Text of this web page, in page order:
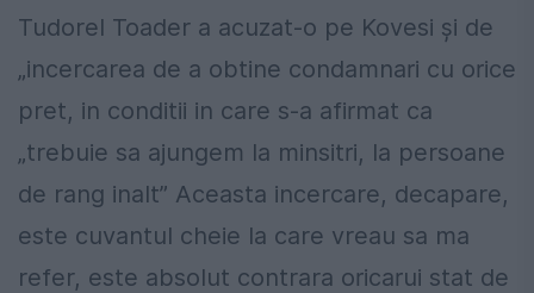
Tudorel Toader a acuzat-o pe Kovesi și de
„incercarea de a obtine condamnari cu orice
pret, in conditii in care s-a afirmat ca
„trebuie sa ajungem la minsitri, la persoane
de rang inalt” Aceasta incercare, decapare,
este cuvantul cheie la care vreau sa ma
refer, este absolut contrara oricarui stat de